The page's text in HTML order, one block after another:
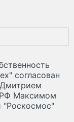
согласован
РФ Максимом
"Роскосмос"